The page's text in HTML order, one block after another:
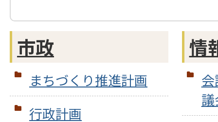
市政
まちづくり推進計画
行政計画
情